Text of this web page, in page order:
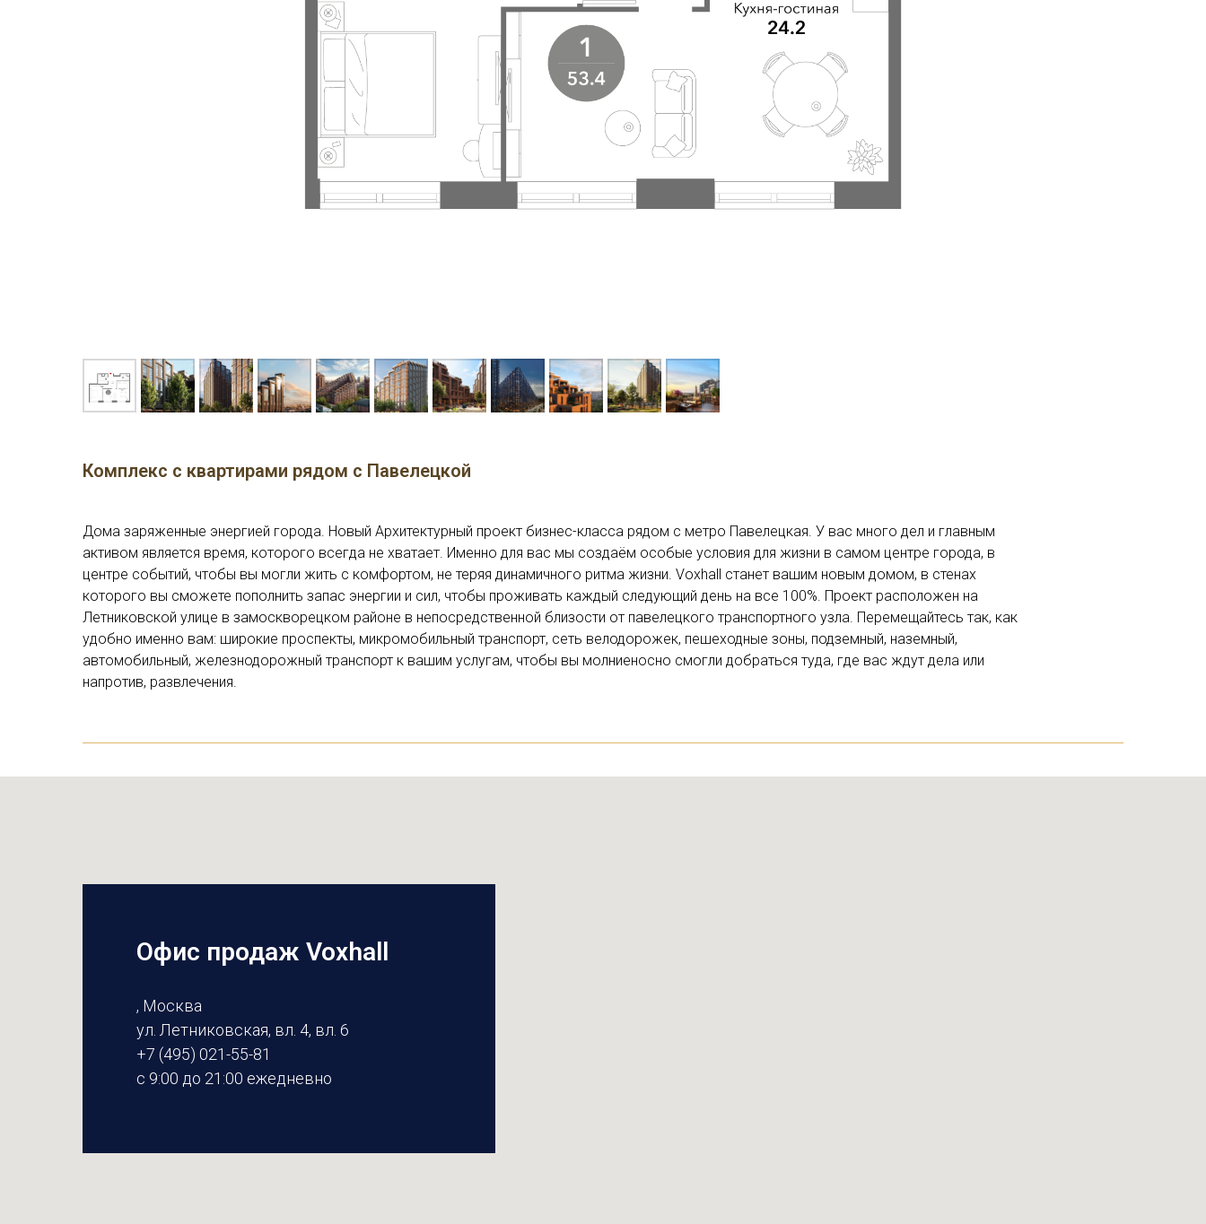
Комплекс с квартирами рядом с Павелецкой
Дома заряженные энергией города. Новый Архитектурный проект бизнес-класса рядом с метро Павелецкая. У вас много дел и главным
активом является время, которого всегда не хватает. Именно для вас мы создаём особые условия для жизни в самом центре города, в
центре событий, чтобы вы могли жить с комфортом, не теряя динамичного ритма жизни. Voxhall станет вашим новым домом, в стенах
которого вы сможете пополнить запас энергии и сил, чтобы проживать каждый следующий день на все 100%. Проект расположен на
Летниковской улице в замоскворецком районе в непосредственной близости от павелецкого транспортного узла. Перемещайтесь так, как
удобно именно вам: широкие проспекты, микромобильный транспорт, сеть велодорожек, пешеходные зоны, подземный, наземный,
автомобильный, железнодорожный транспорт к вашим услугам, чтобы вы молниеносно смогли добраться туда, где вас ждут дела или
напротив, развлечения.
Офис продаж Voxhall
, Москва
ул. Летниковская, вл. 4, вл. 6
+7 (495) 021-55-81
с 9:00 до 21:00 ежедневно